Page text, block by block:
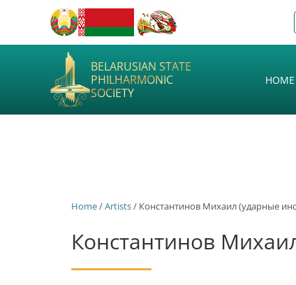
BELARUSIAN STATE
PHILHARMONIC
SOCIETY
HOME
Home/Artists/ Константинов Михаил (ударные
Константинов